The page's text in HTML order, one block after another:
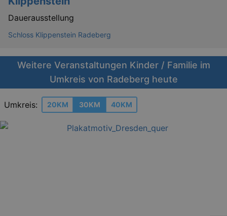
Dauerausstellung
Schloss Klippenstein Radeberg
Weitere Veranstaltungen Kinder / Familie im
Umkreis von Radeberg heute
Umkreis: 20KM 30KM 40KM